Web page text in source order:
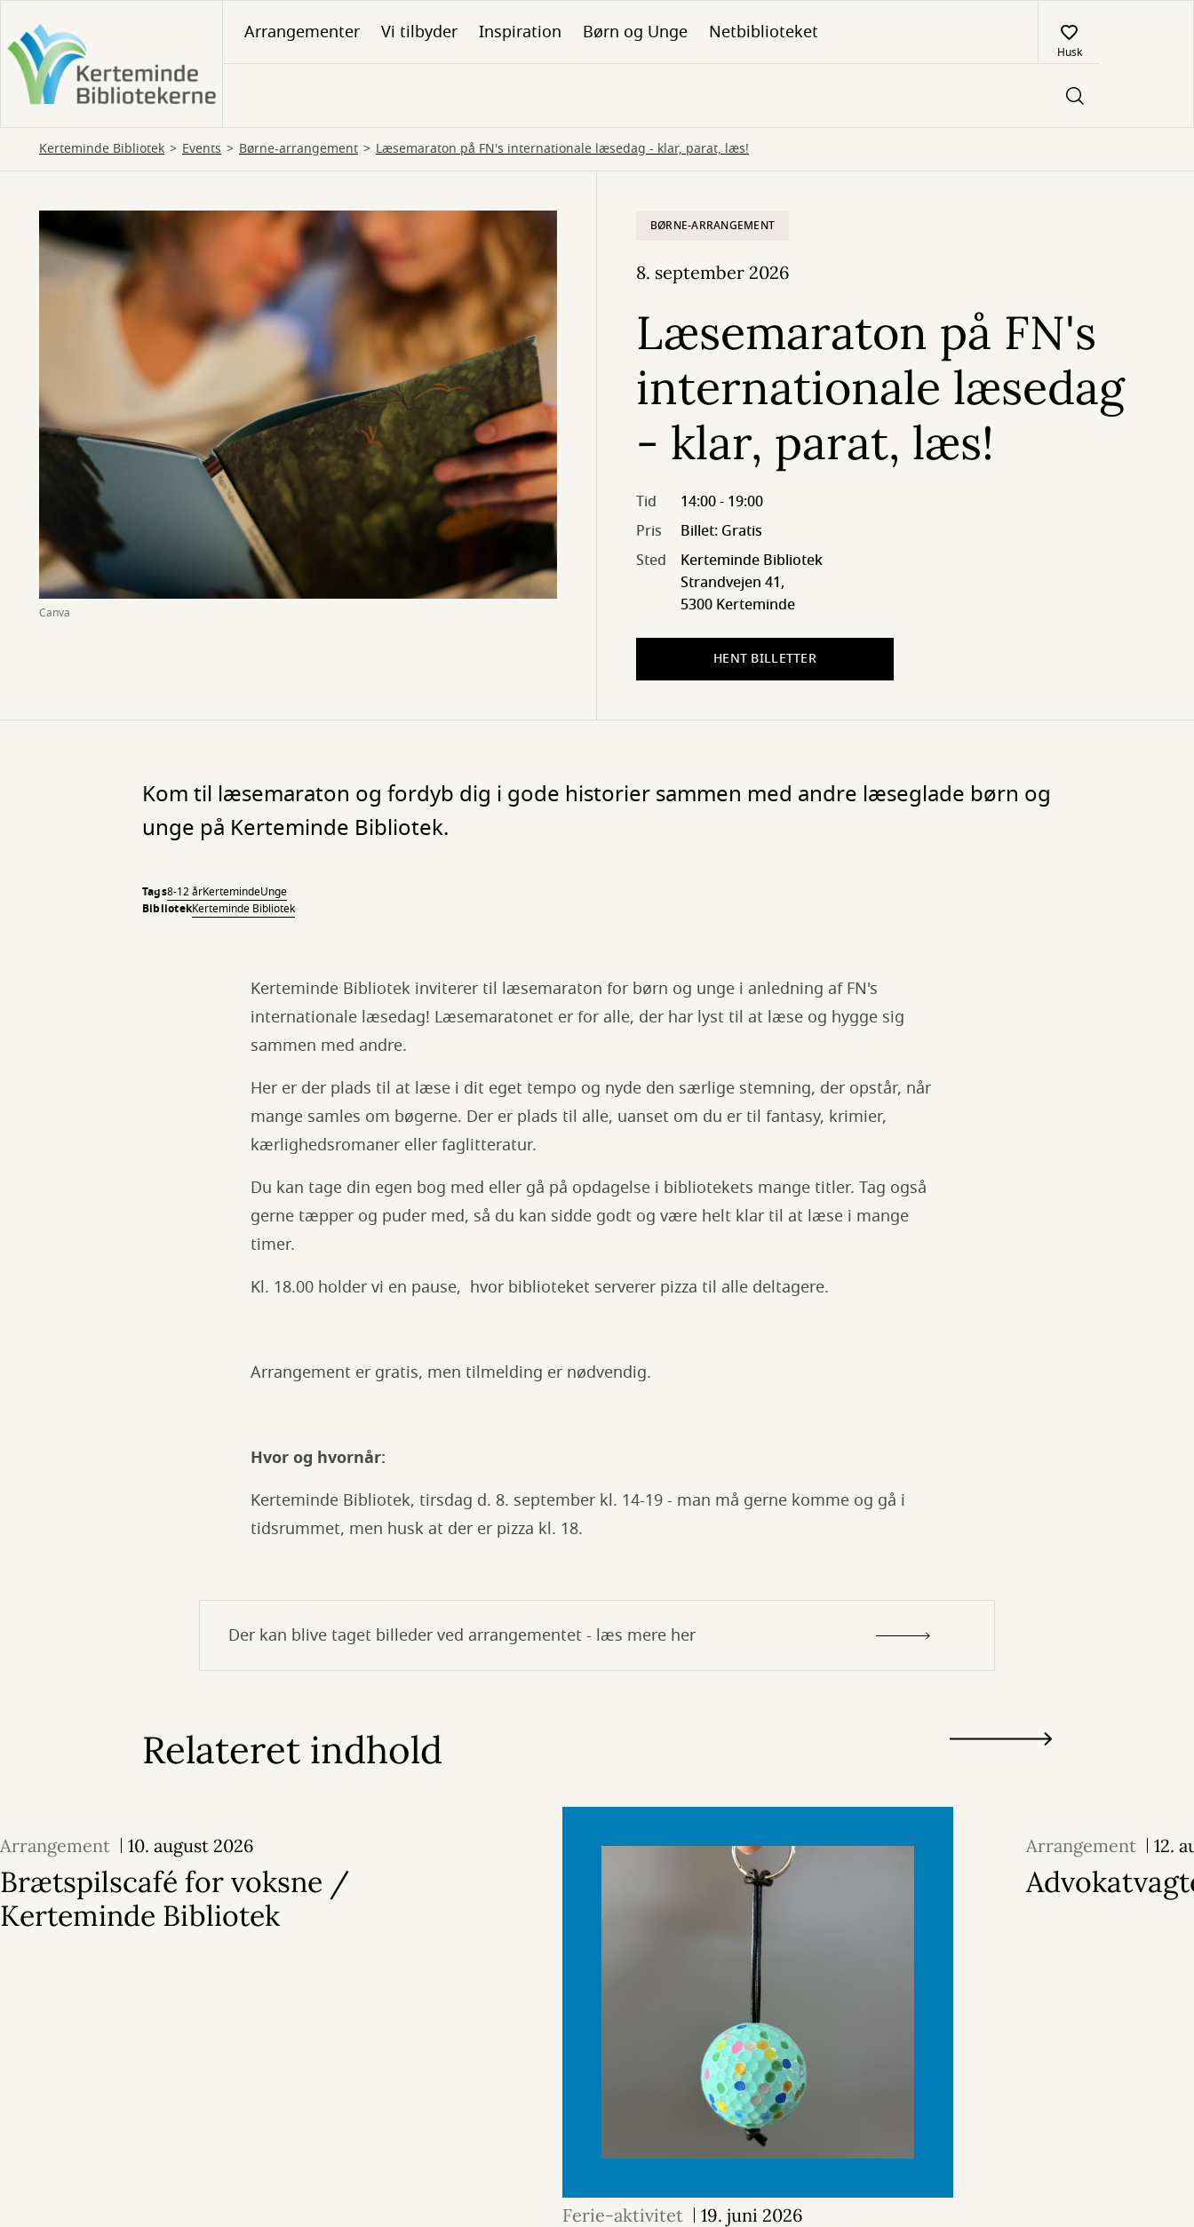
hovedindhold
Arrangementer Vi tilbyder Inspiration Børn og Unge Netbiblioteket
Husk
Kerteminde Bibliotek Events Børne-arrangement Læsemaraton på FN's internationale læsedag - klar, parat, læs!
Canva
BØRNE-ARRANGEMENT
8. september 2026
Læsemaraton på FN's
internationale læsedag
- klar, parat, læs!
Tid
14:00 - 19:00
Pris
Billet: Gratis
Sted
Kerteminde Bibliotek
Strandvejen 41,
5300 Kerteminde
HENT BILLETTER
Kom til læsemaraton og fordyb dig i gode historier sammen med andre læseglade børn og
unge på Kerteminde Bibliotek.
Tags8-12 årKertemindeUnge
BibliotekKerteminde Bibliotek
Kerteminde Bibliotek inviterer til læsemaraton for børn og unge i anledning af FN's
internationale læsedag! Læsemaratonet er for alle, der har lyst til at læse og hygge sig
sammen med andre.
Her er der plads til at læse i dit eget tempo og nyde den særlige stemning, der opstår, når
mange samles om bøgerne. Der er plads til alle, uanset om du er til fantasy, krimier,
kærlighedsromaner eller faglitteratur.
Du kan tage din egen bog med eller gå på opdagelse i bibliotekets mange titler. Tag også
gerne tæpper og puder med, så du kan sidde godt og være helt klar til at læse i mange
timer.
Kl. 18.00 holder vi en pause, hvor biblioteket serverer pizza til alle deltagere.
Arrangement er gratis, men tilmelding er nødvendig.
Hvor og hvornår:
Kerteminde Bibliotek, tirsdag d. 8. september kl. 14-19 - man må gerne komme og gå i
tidsrummet, men husk at der er pizza kl. 18.
Der kan blive taget billeder ved arrangementet - læs mere her
Relateret indhold
Arrangement 10. august 2026
Brætspilscafé for voksne /
Kerteminde Bibliotek
Ferie-aktivitet 19. juni 2026
Arrangement 12.